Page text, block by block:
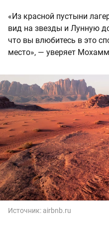
«Из красной пустыни
вид на звезды и Лунную
что вы влюбитесь в это
место», — уверяет
Источник: airbnb.ru